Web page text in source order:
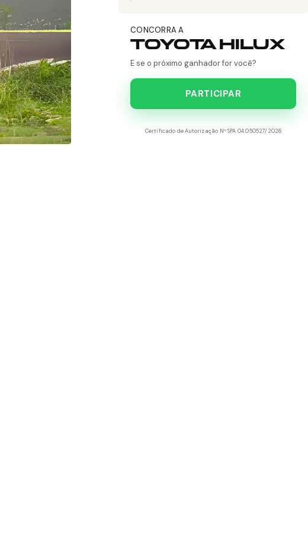
CONCORRA A
TOYOTA HILUX
E se o próximo ganhador for você?
PARTICIPAR
Certificado de Autorização Nº SPA 04.050527/2026